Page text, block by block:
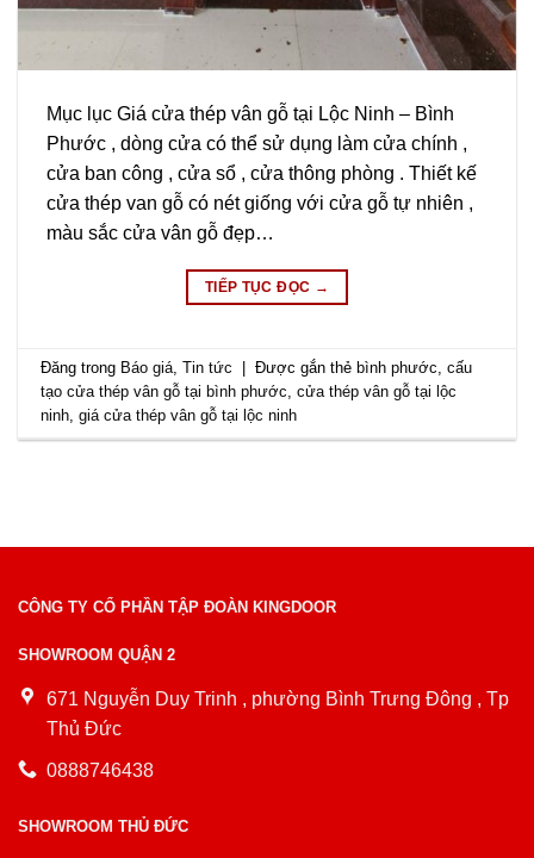
Mục lục Giá cửa thép vân gỗ tại Lộc Ninh – Bình
Phước , dòng cửa có thể sử dụng làm cửa chính ,
cửa ban công , cửa sổ , cửa thông phòng . Thiết kế
cửa thép van gỗ có nét giống với cửa gỗ tự nhiên ,
màu sắc cửa vân gỗ đẹp…
TIẾP TỤC ĐỌC →
Đăng trong Báo giá ,Tin tức Được gắn thẻ bình phước ,cấu
tạo cửa thép vân gỗ tại bình phước ,cửa thép vân gỗ tại lộc
ninh ,giá cửa thép vân gỗ tại lộc ninh
CÔNG TY CỔ PHẦN TẬP ĐOÀN KINGDOOR
SHOWROOM QUẬN 2
671 Nguyễn Duy Trinh , phường Bình Trưng Đông , Tp
Thủ Đức
0888746438
SHOWROOM THỦ ĐỨC